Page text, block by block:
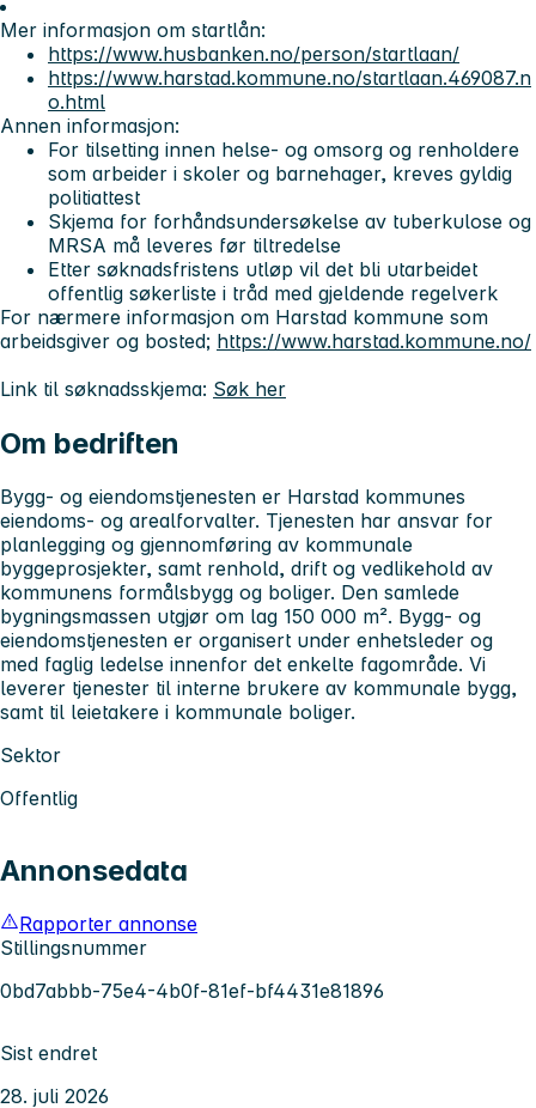
Mer informasjon om startlån:
https://www.husbanken.no/person/startlaan/
https://www.harstad.kommune.no/startlaan.469087.n
o.html
Annen informasjon:
For tilsetting innen helse- og omsorg og renholdere
som arbeider i skoler og barnehager, kreves gyldig
politiattest
Skjema for forhåndsundersøkelse av tuberkulose og
MRSA må leveres før tiltredelse
Etter søknadsfristens utløp vil det bli utarbeidet
offentlig søkerliste i tråd med gjeldende regelverk
For nærmere informasjon om Harstad kommune som
arbeidsgiver og bosted; https://www.harstad.kommune.no/
Link til søknadsskjema: Søk her
Om bedriften
Bygg- og eiendomstjenesten er Harstad kommunes
eiendoms- og arealforvalter. Tjenesten har ansvar for
planlegging og gjennomføring av kommunale
byggeprosjekter, samt renhold, drift og vedlikehold av
kommunens formålsbygg og boliger. Den samlede
bygningsmassen utgjør om lag 150 000 m². Bygg- og
eiendomstjenesten er organisert under enhetsleder og
med faglig ledelse innenfor det enkelte fagområde. Vi
leverer tjenester til interne brukere av kommunale bygg,
samt til leietakere i kommunale boliger.
Sektor
Offentlig
Annonsedata
Rapporter annonse
Stillingsnummer
0bd7abbb-75e4-4b0f-81ef-bf4431e81896
Sist endret
28. juli 2026